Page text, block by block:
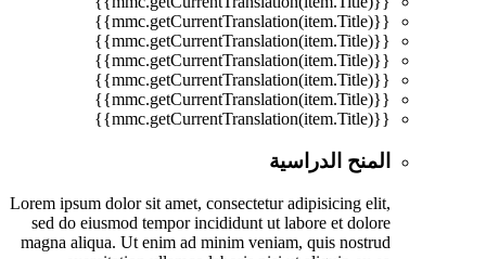
{{mmc.getCurrentTranslation(item.Title)}}
{{mmc.getCurrentTranslation(item.Title)}}
{{mmc.getCurrentTranslation(item.Title)}}
{{mmc.getCurrentTranslation(item.Title)}}
{{mmc.getCurrentTranslation(item.Title)}}
{{mmc.getCurrentTranslation(item.Title)}}
المنح الدراسية
Lorem ipsum dolor sit amet, consectetur adipisicing elit,
sed do eiusmod tempor incididunt ut labore et dolore
magna aliqua. Ut enim ad minim veniam, quis nostrud